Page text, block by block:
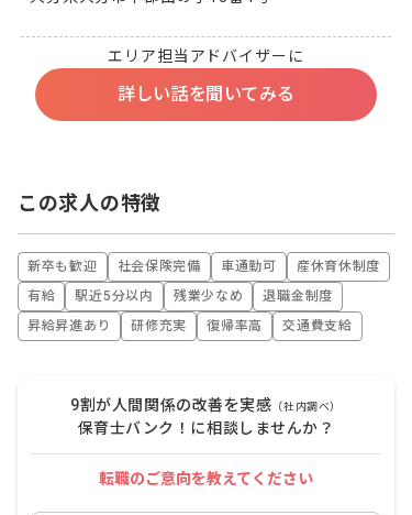
エリア担当アドバイザーに
詳しい話を聞いてみる
この求人の特徴
新卒も歓迎 社会保険完備 車通勤可
産休育休制度
有給
駅近5分以内 残業少なめ
退職金制度
昇給昇進あり
研修充実 復帰率高 交通費支給
9割が人間関係の改善を実感 （社内調べ）
保育士バンク！に相談しませんか？
転職のご意向を教えてください